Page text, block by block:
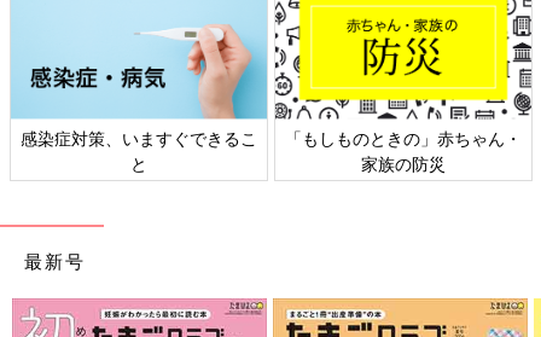
感染症対策、いますぐできるこ
と
「もしものときの」赤ちゃん・
家族の防災
最新号